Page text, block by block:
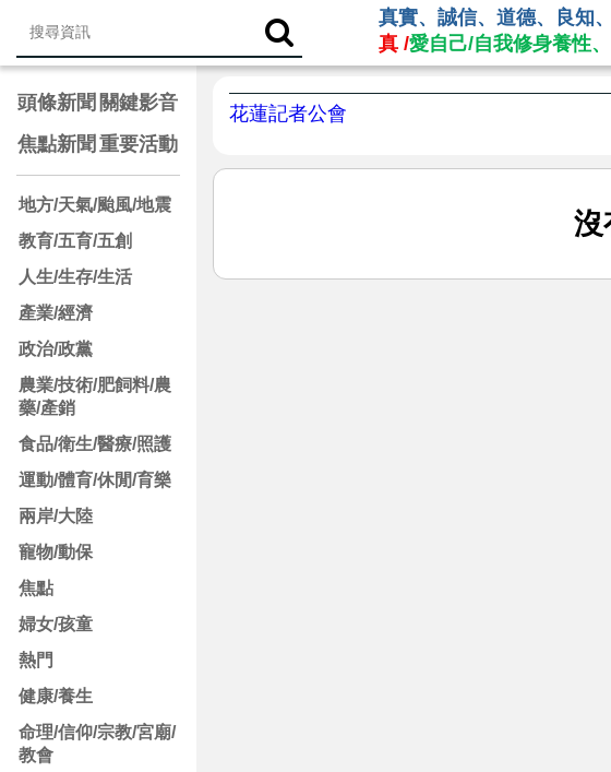
真實、誠信、道德、良知
真 /愛自己/自我修身養性、
頭條新聞 關鍵影音
焦點新聞 重要活動
地方/天氣/颱風/地震
教育/五育/五創
人生/生存/生活
產業/經濟
政治/政黨
農業/技術/肥飼料/農
藥/產銷
食品/衛生/醫療/照護
運動/體育/休閒/育樂
兩岸/大陸
寵物/動保
焦點
婦女/孩童
熱門
健康/養生
命理/信仰/宗教/宮廟/
教會
花蓮記者公會
沒